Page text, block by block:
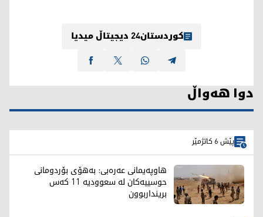
کوردستان24 دیجیتاڵ میدیا
دوا هەواڵ
پێش 6 کاتژمێر
هاوپەیمانی عەرەبی: بەهۆی بۆردومانی
حوسییەکان لە سعوودیە 11 کەس
برینداربوون